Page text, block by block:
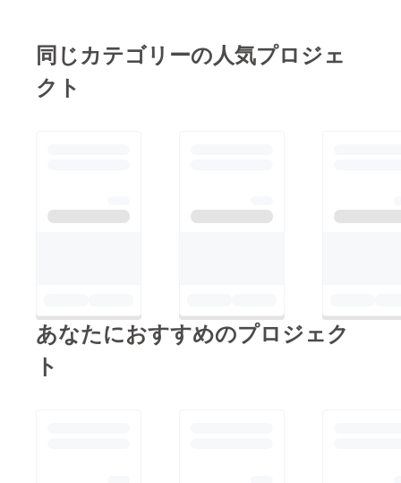
同じカテゴリーの人気プロジェ
クト
あなたにおすすめのプロジェク
ト